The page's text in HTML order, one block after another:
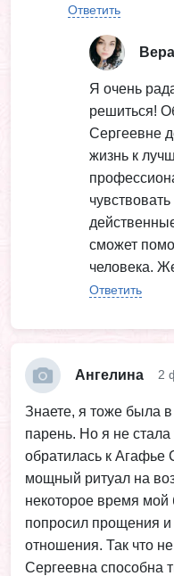
Ответить
Я очень
решиться!
Сергеевне
жизнь к
сможет
человека.
Ответить
Ангелина 2
Знаете, я тоже была
парень. Но я не
обратилась к Агафье
мощный ритуал на
некоторое время
попросил прощения и
отношения. Так что
Сергеевна способна